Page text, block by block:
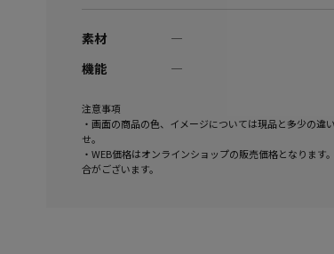
素材
―
機能
―
注意事項
・画面の商品の色、イメージについては現品と多少の
せ。
・WEB価格はオンラインショップの販売価格となりま
合がございます。